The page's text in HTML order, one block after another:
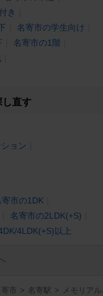
き
名寄市の学生向け
名寄市の1階
し直す
ョン
寄市の1DK
名寄市の2LDK(+S)
4LDK(+S)以上
寄市 > 名寄駅 > メモリア